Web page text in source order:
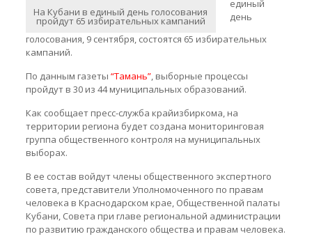
На Кубани в единый день голосования
пройдут 65 избирательных кампаний
единый
день
голосования, 9 сентября, состоятся 65 избирательных
кампаний.
По данным газеты “Тамань”, выборные процессы
пройдут в 30 из 44 муниципальных образований.
Как сообщает пресс-служба крайизбиркома, на
территории региона будет создана мониторинговая
группа общественного контроля на муниципальных
выборах.
В ее состав войдут члены общественного экспертного
совета, представители Уполномоченного по правам
человека в Краснодарском крае, Общественной палаты
Кубани, Совета при главе региональной администрации
по развитию гражданского общества и правам человека.